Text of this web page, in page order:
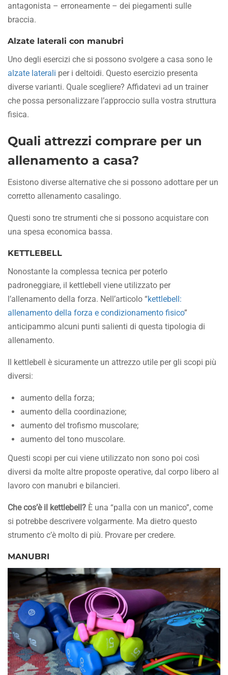
antagonista – erroneamente – dei piegamenti sulle
braccia.
Alzate laterali con manubri
Uno degli esercizi che si possono svolgere a casa sono le
alzate laterali per i deltoidi. Questo esercizio presenta
diverse varianti. Quale scegliere? Affidatevi ad un trainer
che possa personalizzare l’approccio sulla vostra struttura
fisica.
Quali attrezzi comprare per un
allenamento a casa?
Esistono diverse alternative che si possono adottare per un
corretto allenamento casalingo.
Questi sono tre strumenti che si possono acquistare con
una spesa economica bassa.
KETTLEBELL
Nonostante la complessa tecnica per poterlo
padroneggiare, il kettlebell viene utilizzato per
l’allenamento della forza. Nell’articolo “kettlebell:
allenamento della forza e condizionamento fisico”
anticipammo alcuni punti salienti di questa tipologia di
allenamento.
Il kettlebell è sicuramente un attrezzo utile per gli scopi più
diversi:
aumento della forza;
aumento della coordinazione;
aumento del trofismo muscolare;
aumento del tono muscolare.
Questi scopi per cui viene utilizzato non sono poi così
diversi da molte altre proposte operative, dal corpo libero al
lavoro con manubri e bilancieri.
Che cos’è il kettlebell? È una “palla con un manico”, come
si potrebbe descrivere volgarmente. Ma dietro questo
strumento c’è molto di più. Provare per credere.
MANUBRI